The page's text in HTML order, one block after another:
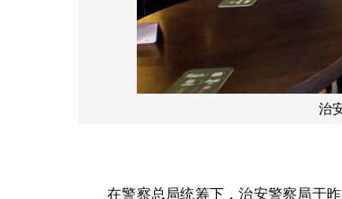
治
在警察总局统筹下，治安警察局于